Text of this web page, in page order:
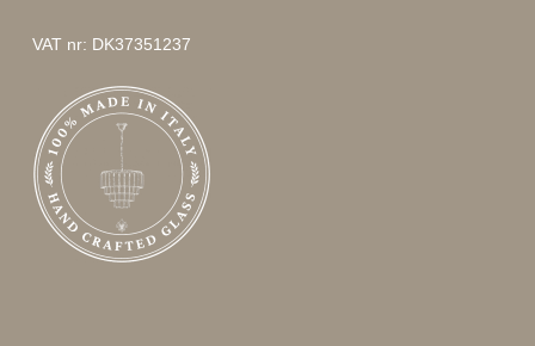
VAT nr: DK37351237